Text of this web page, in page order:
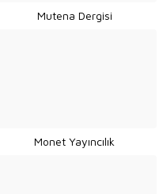
Mutena Dergisi
Monet Yayıncılık